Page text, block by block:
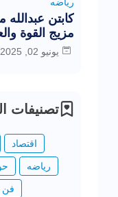
كابتن عبدالله
مزيج القوة
خدمة الرياضة
يونيو 02, 2025
تصنيفات
اقتصاد
رياضه
فن